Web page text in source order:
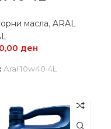
масла, ARAL
ден
Aral 10w40 4L